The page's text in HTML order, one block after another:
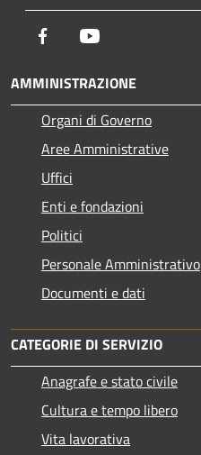
Facebook
AMMINISTRAZIONE
Organi di Governo
Aree Amministrative
Uffici
Enti e fondazioni
Politici
Personale Amministrativo
Documenti e dati
CATEGORIE DI SERVIZIO
Anagrafe e stato civile
Cultura e tempo libero
Vita lavorativa